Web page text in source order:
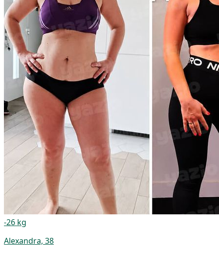
-26 kg
Alexandra, 38